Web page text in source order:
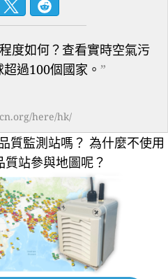
度如何？查看實時空氣污
過100個國家。 ”
here/hk/
質監測站嗎？ 為什麼不使用
站參與地圖呢？